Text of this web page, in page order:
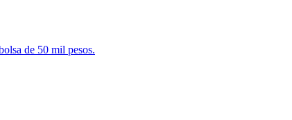
de 50 mil pesos.